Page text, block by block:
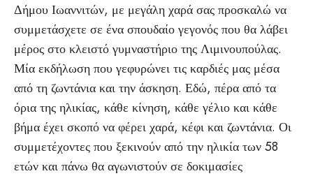
Δήμου Ιωαννιτών, με μεγάλη χαρά σας προσκαλώ να
συμμετάσχετε σε ένα σπουδαίο γεγονός που θα λάβει
μέρος στο κλειστό γυμναστήριο της Λιμινουπούλας.
Μία εκδήλωση που γεφυρώνει τις καρδιές μας μέσα
από τη ζωντάνια και την άσκηση. Εδώ, πέρα από τα
όρια της ηλικίας, κάθε κίνηση, κάθε γέλιο και κάθε
βήμα έχει σκοπό να φέρει χαρά, κέφι και ζωντάνια. Οι
συμμετέχοντες που ξεκινούν από την ηλικία των 58
ετών και πάνω θα αγωνιστούν σε δοκιμασίες